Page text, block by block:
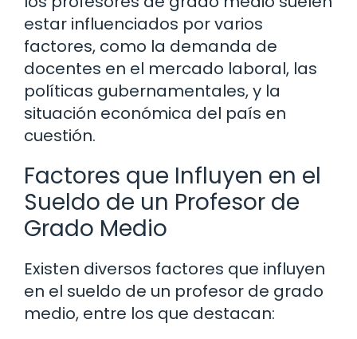
estar influenciados por varios
factores, como la demanda de
docentes en el mercado laboral, las
políticas gubernamentales, y la
situación económica del país en
cuestión.
Factores que Influyen en el
Sueldo de un Profesor de
Grado Medio
Existen diversos factores que influyen
en el sueldo de un profesor de grado
medio, entre los que destacan: